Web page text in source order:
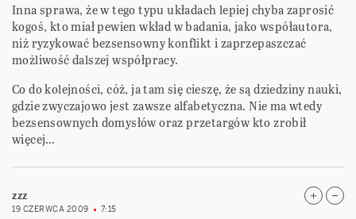
Inna sprawa, że w tego typu układach lepiej chyba zaprosić
kogoś, kto miał pewien wkład w badania, jako współautora,
niż ryzykować bezsensowny konflikt i zaprzepaszczać
możliwość dalszej współpracy.
Co do kolejności, cóż, ja tam się cieszę, że są dziedziny nauki,
gdzie zwyczajowo jest zawsze alfabetyczna. Nie ma wtedy
bezsensownych domysłów oraz przetargów kto zrobił
więcej…
zzz
19 CZERWCA 2009 7:15